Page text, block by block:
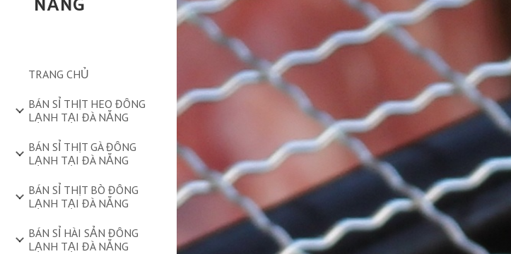
TRANG CHỦ
BÁN SỈ THỊT HEO ĐÔNG
LẠNH TẠI ĐÀ NẴNG
BÁN SỈ THỊT GÀ ĐÔNG
LẠNH TẠI ĐÀ NẴNG
BÁN SỈ THỊT BÒ ĐÔNG
LẠNH TẠI ĐÀ NẴNG
BÁN SỈ HÀI SẢN ĐÔNG
LẠNH TẠI ĐÀ NẴNG